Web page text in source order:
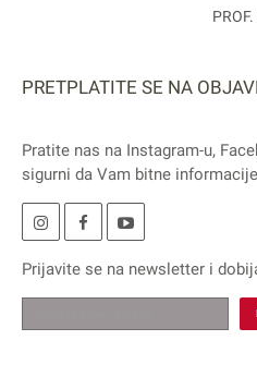
PRETPLATITE SE NA
Pratite nas na Instagram-u,
sigurni da Vam bitne
Prijavite se na newsletter i